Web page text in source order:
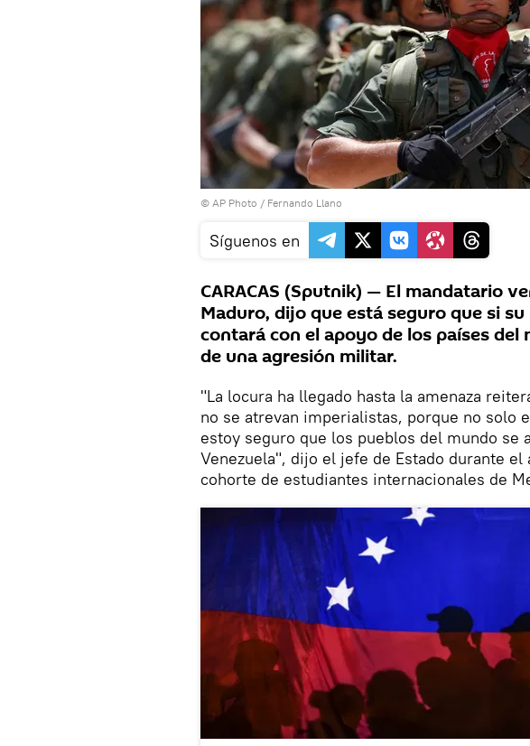
© AP Photo / Fernando Llano
Síguenos en
CARACAS (Sputnik) — El mandatario
Maduro, dijo que está seguro que si
contará con el apoyo de los países del
de una agresión militar.
"La locura ha llegado hasta la amenaza
no se atrevan imperialistas, porque no solo
estoy seguro que los pueblos del mundo se
Venezuela", dijo el jefe de Estado durante el
cohorte de estudiantes internacionales de